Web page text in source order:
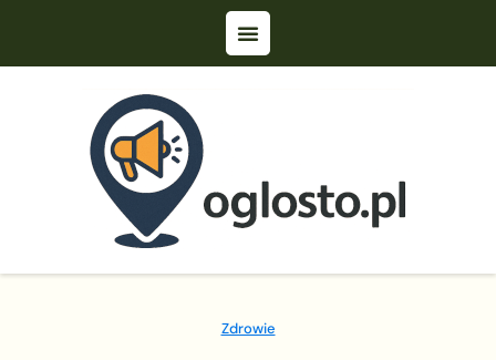
Zdrowie